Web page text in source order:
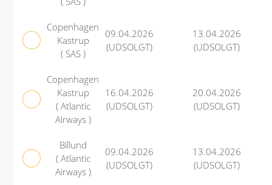
Copenhagen
Kastrup
( SAS )
09.04.2026
(UDSOLGT)
13.04.2026
(UDSOLGT)
Copenhagen
Kastrup
( Atlantic
Airways )
16.04.2026
(UDSOLGT)
20.04.2026
(UDSOLGT)
Billund
( Atlantic
Airways )
09.04.2026
(UDSOLGT)
13.04.2026
(UDSOLGT)